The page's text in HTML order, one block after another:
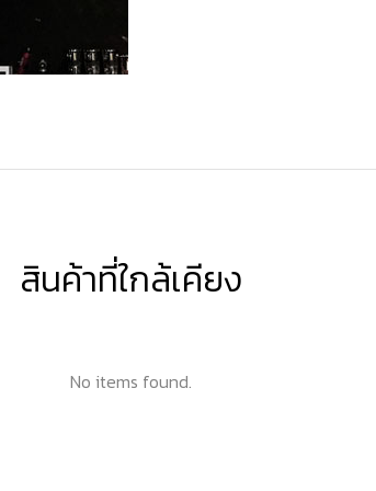
สินค้าที่ใกล้เคียง
No items found.